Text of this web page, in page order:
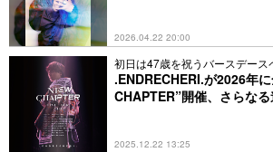
2026.04.22 20:00
初日は47歳を祝うバースデース
.ENDRECHERI.が2026年
CHAPTER”開催、さらな
2025.12.22 13:25